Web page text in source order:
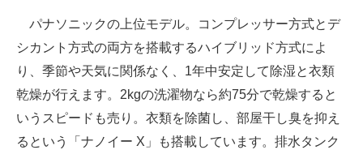
パナソニックの上位モデル。コンプレッサー方式とデ
シカント方式の両方を搭載するハイブリッド方式によ
り、季節や天気に関係なく、1年中安定して除湿と衣類
乾燥が行えます。2kgの洗濯物なら約75分で乾燥すると
いうスピードも売り。衣類を除菌し、部屋干し臭を抑え
るという「ナノイー X」も搭載しています。排水タンク